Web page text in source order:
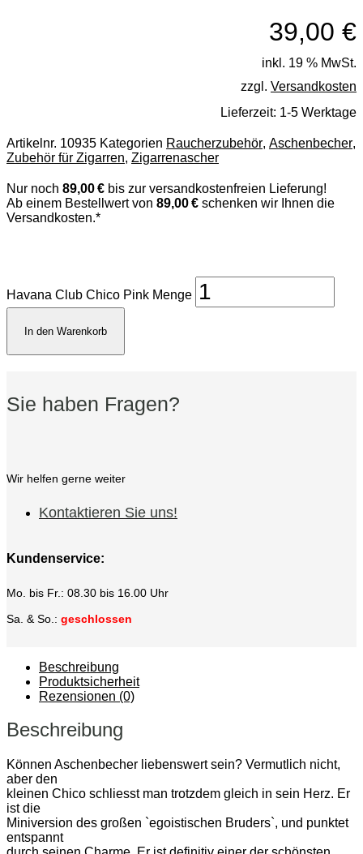
39,00 €
inkl. 19 % MwSt.
zzgl. Versandkosten
Lieferzeit: 1-5 Werktage
Artikelnr. 10935 Kategorien Raucherzubehör, Aschenbecher,
Zubehör für Zigarren, Zigarrenascher
Nur noch 89,00 € bis zur versandkostenfreien Lieferung!
Ab einem Bestellwert von 89,00 € schenken wir Ihnen die
Versandkosten.*
Havana Club Chico Pink Menge
In den Warenkorb
Sie haben Fragen?
Wir helfen gerne weiter
Kontaktieren Sie uns!
Kundenservice:
Mo. bis Fr.: 08.30 bis 16.00 Uhr
Sa. & So.: geschlossen
Beschreibung
Produktsicherheit
Rezensionen (0)
Beschreibung
Können Aschenbecher liebenswert sein? Vermutlich nicht,
aber den
kleinen Chico schliesst man trotzdem gleich in sein Herz. Er
ist die
Miniversion des großen `egoistischen Bruders`, und punktet
entspannt